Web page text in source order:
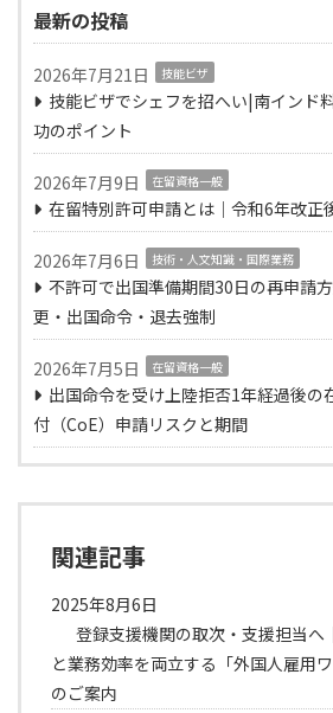
最新の投稿
2026年7月21日 技能ビザ
技能ビザでシェフを招へい|南インド
功のポイント
2026年7月9日 在留資格一般
在留特別許可申請とは｜令和6年改正
2026年7月6日 技術・人文知識・国際業務
不許可で出国準備期間30日の再申請
更・出国命令・退去強制
2026年7月5日 在留資格一般
出国命令を受け上陸拒否1年経過後の
付（CoE）申請リスクと期間
関連記事
2025年8月6日
登録支援機関の取次・支援担当へ
と業務効率を両立する「外国人雇用
のご案内